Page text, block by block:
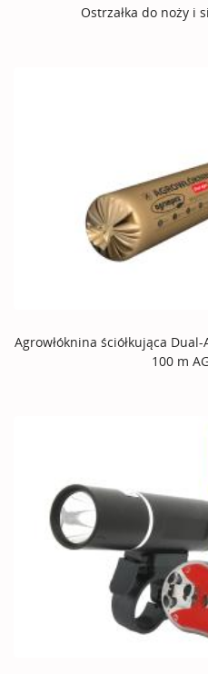
Ostrzałka do noży i
Agrowłóknina ściółkująca
100 m